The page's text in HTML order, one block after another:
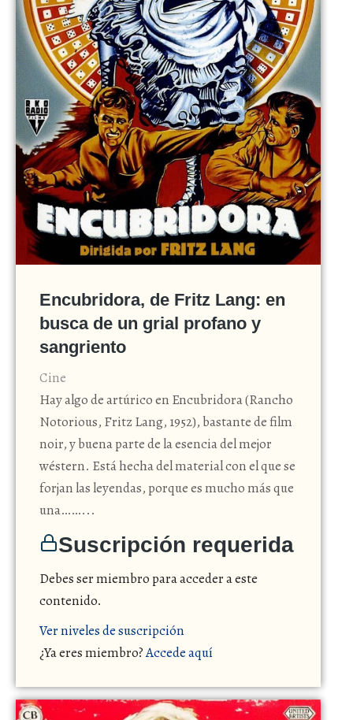
Encubridora, de Fritz Lang: en
busca de un grial profano y
sangriento
Cine
Hay algo de artúrico en Encubridora (Rancho
Notorious, Fritz Lang, 1952), bastante de film
noir, y buena parte de la esencia del mejor
wéstern. Está hecha del material con el que se
forjan las leyendas, porque es mucho más que
una……...
Suscripción requerida
Debes ser miembro para acceder a este
contenido.
Ver niveles de suscripción
¿Ya eres miembro?Accede aquí